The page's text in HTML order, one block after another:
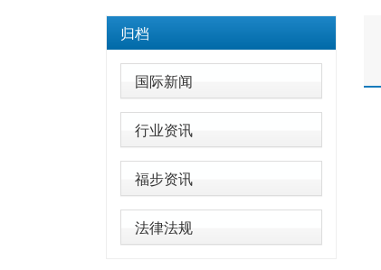
归档
国际新闻
行业资讯
福步资讯
法律法规